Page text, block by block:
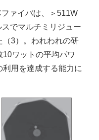
ァイバは、＞511W
でマルチミリジュー
（3）。われわれの研
ワットの平均パワ
用を達成する能力に